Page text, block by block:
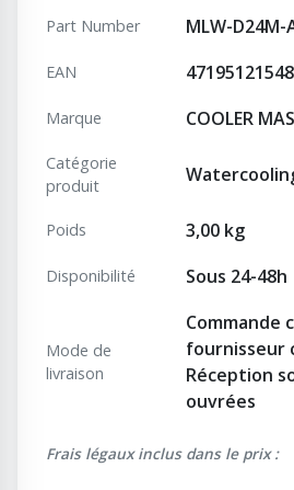
Part Number MLW-D24M-
EAN
Marque COOLER
Catégorie
produit
Poids 3,00 kg
Disponibilité Sous 24-48h
Mode de
livraison
Commande
fournisseur
Réception
ouvrées
Frais légaux inclus dans le prix :